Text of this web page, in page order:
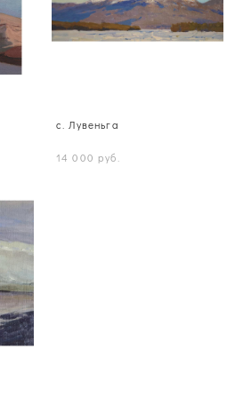
с. Лувеньга
14 000 pуб.